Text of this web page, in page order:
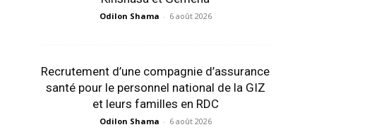
Odilon Shama - 6 août 2026
Recrutement d’une compagnie d’assurance
santé pour le personnel national de la GIZ
et leurs familles en RDC
Odilon Shama - 6 août 2026